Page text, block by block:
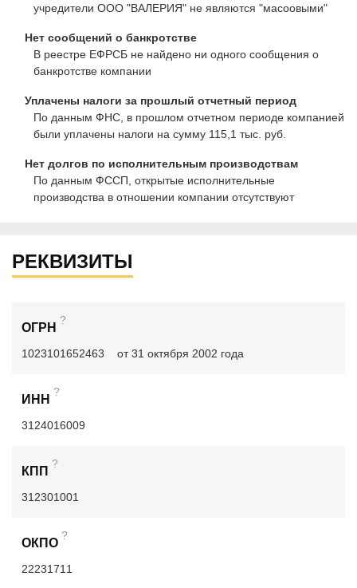
учредители ООО "ВАЛЕРИЯ" не являются "масоовыми"
Нет сообщений о банкротстве
В реестре ЕФРСБ не найдено ни одного сообщения о
банкротстве компании
Уплачены налоги за прошлый отчетный период
По данным ФНС, в прошлом отчетном периоде компанией
были уплачены налоги на сумму 115,1 тыс. руб.
Нет долгов по исполнительным производствам
По данным ФССП, открытые исполнительные
производства в отношении компании отсутствуют
РЕКВИЗИТЫ
ОГРН
?
1023101652463 от 31 октября 2002 года
ИНН
?
3124016009
КПП
?
312301001
ОКПО
?
22231711